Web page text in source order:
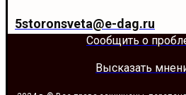
5storonsveta@e-dag.ru
Сообщить о
Высказать